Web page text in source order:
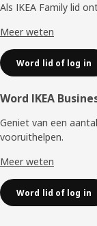
Als IKEA Family lid
Meer weten
Word lid of log in
Word IKEA
Geniet van een
vooruithelpen. ​
Meer weten
Word lid of log in